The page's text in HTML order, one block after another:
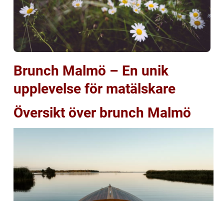
Brunch Malmö – En unik
upplevelse för matälskare
Översikt över brunch Malmö